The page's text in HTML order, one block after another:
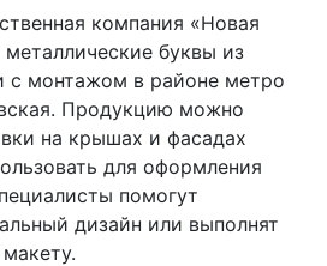
компания «Новая
металлические буквы из
с монтажом в районе метро
Продукцию можно
на крышах и фасадах
для оформления
помогут
дизайн или выполнят